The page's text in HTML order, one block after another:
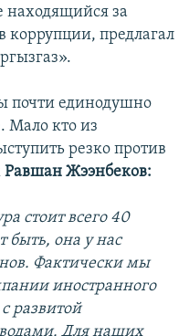
находящийся за
коррупции, предлагал
почти единодушно
Мало кто из
резко против
Равшан Жээнбеков:
стоит всего 40
быть, она у нас
Фактически мы
иностранного
развитой
Для наших